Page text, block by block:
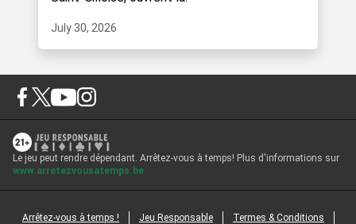
July 30, 2026
Le jeu peut rendre dépendant. Arrêtez-vous à temps! Plus d'informations sur
www.arretezvousatemps.be
Arrêtez-vous à temps ! Jeu Responsable Termes & Conditions